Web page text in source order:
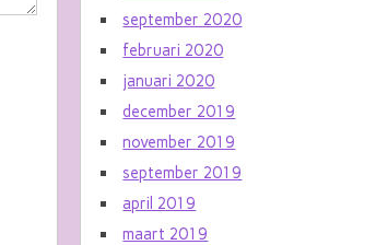
september 2020
februari 2020
januari 2020
december 2019
november 2019
september 2019
april 2019
maart 2019